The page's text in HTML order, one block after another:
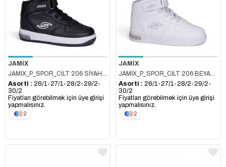
JAMİX
JAMİX_P_SPOR_CİLT 206 SİYAH_BEYAZ
Asorti : 26/1-27/1-28/2-29/2-
30/2
Fiyatları görebilmek için üye girişi
yapmalısınız.
2
JAMİX
JAMİX_P_SPOR_CİLT 206 BEYAZ_BEYAZ
Asorti : 26/1-27/1-28/2-29/2-
30/2
Fiyatları görebilmek için üye girişi
yapmalısınız.
2